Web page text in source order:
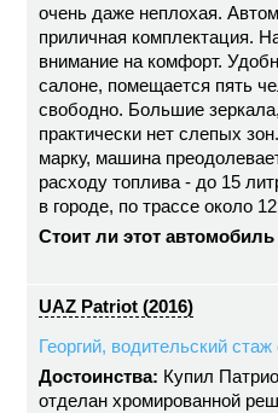
очень даже неплохая.
приличная комплектация.
внимание на комфорт.
салоне, помещается пять
свободно. Большие
практически нет слепых
марку, машина
расходу топлива - до 15
в городе, по трассе около
Стоит ли этот
UAZ Patriot (2016)
Георгий, водительский стаж
Достоинства: Купил
отделан хромированной